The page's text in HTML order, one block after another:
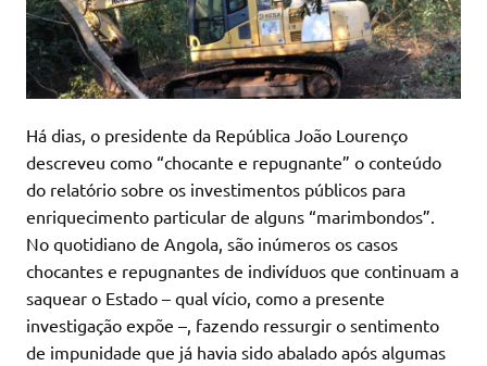
Há dias, o presidente da República João Lourenço
descreveu como “chocante e repugnante” o conteúdo
do relatório sobre os investimentos públicos para
enriquecimento particular de alguns “marimbondos”.
No quotidiano de Angola, são inúmeros os casos
chocantes e repugnantes de indivíduos que continuam a
saquear o Estado – qual vício, como a presente
investigação expõe –, fazendo ressurgir o sentimento
de impunidade que já havia sido abalado após algumas